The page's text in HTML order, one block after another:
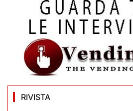
RIVISTA